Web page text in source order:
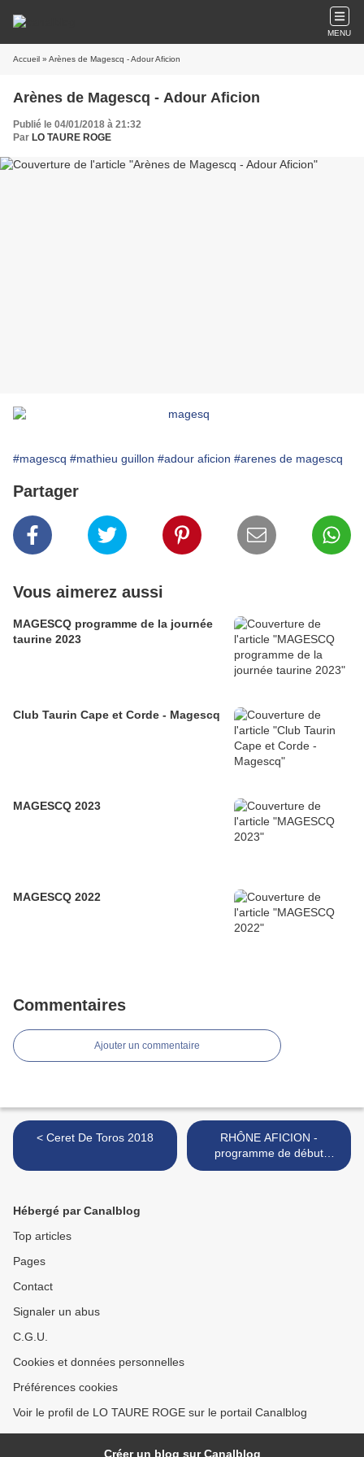
MENU
Accueil » Arènes de Magescq - Adour Aficion
Arènes de Magescq - Adour Aficion
Publié le 04/01/2018 à 21:32
Par LO TAURE ROGE
#magescq #mathieu guillon #adour aficion #arenes de magescq
Partager
Vous aimerez aussi
MAGESCQ programme de la journée
taurine 2023
Club Taurin Cape et Corde - Magescq
MAGESCQ 2023
MAGESCQ 2022
Commentaires
Ajouter un commentaire
< Ceret De Toros 2018
RHÔNE AFICION -
programme de début
d’année... >
Hébergé par Canalblog
Top articles
Pages
Contact
Signaler un abus
C.G.U.
Cookies et données personnelles
Préférences cookies
Voir le profil de LO TAURE ROGE sur le portail Canalblog
Créer un blog sur Canalblog